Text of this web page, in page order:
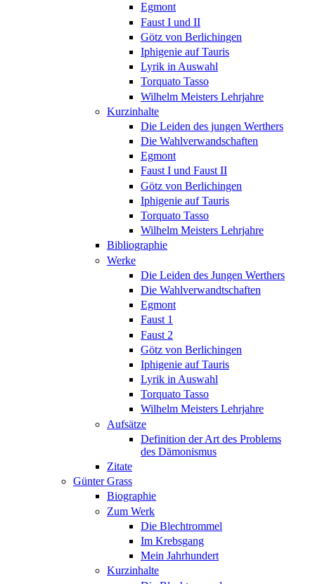
Egmont
Faust I und II
Götz von Berlichingen
Iphigenie auf Tauris
Lyrik in Auswahl
Torquato Tasso
Wilhelm Meisters Lehrjahre
Kurzinhalte
Die Leiden des jungen Werthers
Die Wahlverwandschaften
Egmont
Faust I und Faust II
Götz von Berlichingen
Iphigenie auf Tauris
Torquato Tasso
Wilhelm Meisters Lehrjahre
Bibliographie
Werke
Die Leiden des Jungen Werthers
Die Wahlverwandtschaften
Egmont
Faust 1
Faust 2
Götz von Berlichingen
Iphigenie auf Tauris
Lyrik in Auswahl
Torquato Tasso
Wilhelm Meisters Lehrjahre
Aufsätze
Definition der Art des Problems
des Dämonismus
Zitate
Günter Grass
Biographie
Zum Werk
Die Blechtrommel
Im Krebsgang
Mein Jahrhundert
Kurzinhalte